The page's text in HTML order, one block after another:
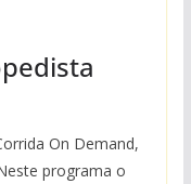
On Demand,
programa o